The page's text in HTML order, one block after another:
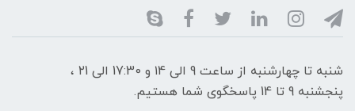
شنبه تا چهارشنبه از ساعت 9 الی ۱4 و 17:30 الی ۲1 ،
پنجشنبه 9 تا 14 پاسخگوی شما هستیم.